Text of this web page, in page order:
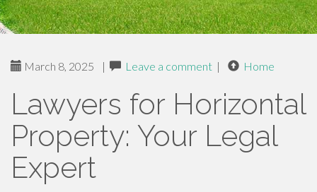
March 8, 2025 | Leave a comment | Home
Lawyers for Horizontal
Property: Your Legal
Expert